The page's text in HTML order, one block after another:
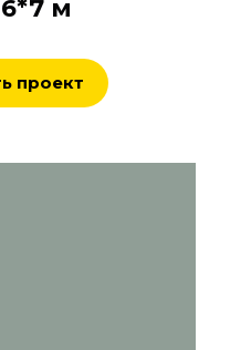
м
проект